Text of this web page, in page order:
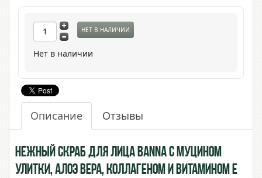
НЕТ В НАЛИЧИИ
Нет в наличии
Описание Отзывы
Нежный скраб для лица BANNA с Муцином
Улитки, Алоэ Вера, Коллагеном и витамином Е